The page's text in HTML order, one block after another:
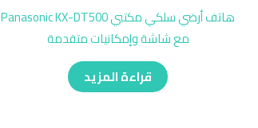
هاتف أرضي سلكي مكتبي Panasonic KX-DT500
مع شاشة وإمكانيات متقدمة
قراءة المزيد